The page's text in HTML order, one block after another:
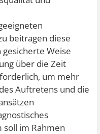
beitragen diese
Weise
über die Zeit
um mehr
Auftretens und die
im Rahmen